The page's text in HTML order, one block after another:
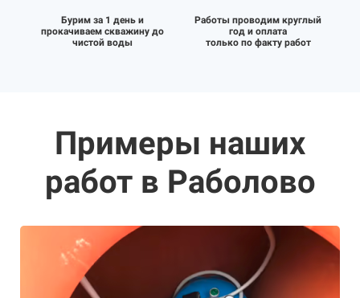
Бурим за 1 день и
прокачиваем скважину до
чистой воды
Работы проводим круглый
год и оплата
только по факту работ
Примеры наших
работ в Раболово